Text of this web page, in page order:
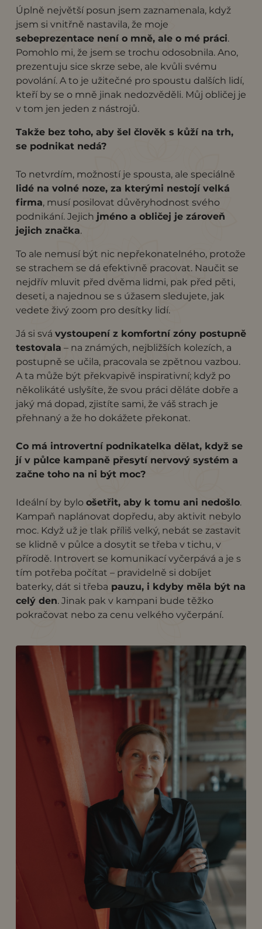
Úplně největší posun jsem zaznamenala, když
jsem si vnitřně nastavila, že moje
sebeprezentace není o mně, ale o mé práci.
Pomohlo mi, že jsem se trochu odosobnila. Ano,
prezentuju sice skrze sebe, ale kvůli svému
povolání. A to je užitečné pro spoustu dalších lidí,
kteří by se o mně jinak nedozvěděli. Můj obličej je
v tom jen jeden z nástrojů.
Takže bez toho, aby šel člověk s kůží na trh,
se podnikat nedá?
To netvrdím, možností je spousta, ale speciálně
lidé na volné noze, za kterými nestojí velká
firma, musí posilovat důvěryhodnost svého
podnikání. Jejich jméno a obličej je zároveň
jejich značka.
To ale nemusí být nic nepřekonatelného, protože
se strachem se dá efektivně pracovat. Naučit se
nejdřív mluvit před dvěma lidmi, pak před pěti,
deseti, a najednou se s úžasem sledujete, jak
vedete živý zoom pro desítky lidí.
Já si svá vystoupení z komfortní zóny postupně
testovala – na známých, nejbližších kolezích, a
postupně se učila, pracovala se zpětnou vazbou.
A ta může být překvapivě inspirativní; když po
několikáté uslyšíte, že svou práci děláte dobře a
jaký má dopad, zjistíte sami, že váš strach je
přehnaný a že ho dokážete překonat.
Co má introvertní podnikatelka dělat, když se
jí v půlce kampaně přesytí nervový systém a
začne toho na ni být moc?
Ideální by bylo ošetřit, aby k tomu ani nedošlo.
Kampaň naplánovat dopředu, aby aktivit nebylo
moc. Když už je tlak příliš velký, nebát se zastavit
se klidně v půlce a dosytit se třeba v tichu, v
přírodě. Introvert se komunikací vyčerpává a je s
tím potřeba počítat – pravidelně si dobíjet
baterky, dát si třeba pauzu, i kdyby měla být na
celý den. Jinak pak v kampani bude těžko
pokračovat nebo za cenu velkého vyčerpání.